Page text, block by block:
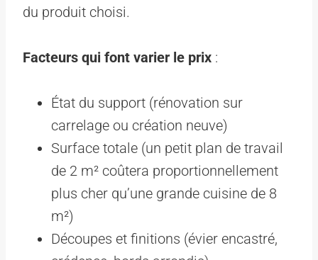
du produit choisi.
Facteurs qui font varier le prix :
État du support (rénovation sur
carrelage ou création neuve)
Surface totale (un petit plan de travail
de 2 m² coûtera proportionnellement
plus cher qu’une grande cuisine de 8
m²)
Découpes et finitions (évier encastré,